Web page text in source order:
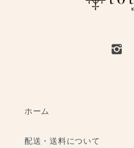
ホーム
配送・送料について